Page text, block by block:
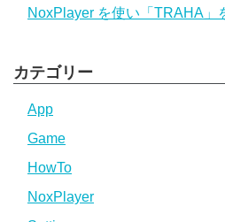
NoxPlayer を使い「TRAHA」
カテゴリー
App
Game
HowTo
NoxPlayer